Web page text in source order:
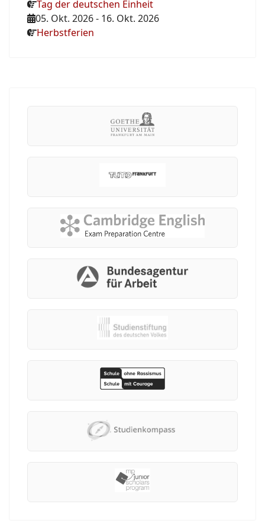
Tag der deutschen Einheit
05. Okt. 2026- 16. Okt. 2026
Herbstferien